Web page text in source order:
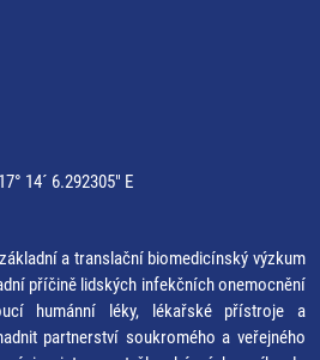
14´ 6.292305" E
a translační biomedicínský výzkum
příčině lidských infekčních onemocnění
humánní léky, lékařské přístroje a
partnerství soukromého a veřejného